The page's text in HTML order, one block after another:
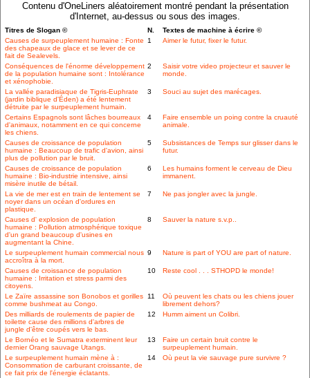
Contenu d'OneLiners aléatoirement montré pendant la présentation
d'Internet, au-dessus ou sous des images.
Titres de Slogan © N.
Textes de machine à écrire ©
Causes de surpeuplement humaine : Fonte
des chapeaux de glace et se lever de ce
fait de Sealevels.
1 Aimer le futur, fixer le futur.
Conséquences de l'énorme développement
de la population humaine sont : Intolérance
et xénophobie.
2
Saisir votre video projecteur et sauver le
monde.
La vallée paradisiaque de Tigris-Euphrate
(jardin biblique d'Éden) a été lentement
détruite par le surpeuplement humain.
3 Souci au sujet des marécages.
Certains Espagnols sont lâches bourreaux
d'animaux, notamment en ce qui concerne
les chiens.
4
Faire ensemble un poing contre la cruauté
animale.
Causes de croissance de population
humaine : Beaucoup de trafic d'avion, ainsi
plus de pollution par le bruit.
5
Subsistances de Temps sur glisser dans le
futur.
Causes de croissance de population
humaine : Bio-industrie intensive, ainsi
misère inutile de bétail.
6
Les humains forment le cerveau de Dieu
immanent.
La vie de mer est en train de lentement se
noyer dans un océan d'ordures en
plastique.
7 Ne pas jongler avec la jungle.
Causes d' explosion de population
humaine : Pollution atmosphérique toxique
d'un grand beaucoup d'usines en
augmentant la Chine.
8 Sauver la nature s.v.p..
Le surpeuplement humain commercial nous
accroîtra à la mort.
9 Nature is part of YOU are part of nature.
Causes de croissance de population
humaine : Irritation et stress parmi des
citoyens.
10 Reste cool . . . STHOPD le monde!
Le Zaïre assassine son Bonobos et gorilles
comme bushmeat au Congo.
11
Où peuvent les chats ou les chiens jouer
librement dehors?
Des milliards de roulements de papier de
toilette cause des millions d'arbres de
jungle d'être coupés vers le bas.
12 Humm aiment un Colibri.
Le Bornéo et le Sumatra exterminent leur
dernier Orang sauvage Utangs.
13
Faire un certain bruit contre le
surpeuplement humain.
Le surpeuplement humain mène à :
Consommation de carburant croissante, de
ce fait prix de l'énergie éclatants.
14 Où peut la vie sauvage pure survivre ?